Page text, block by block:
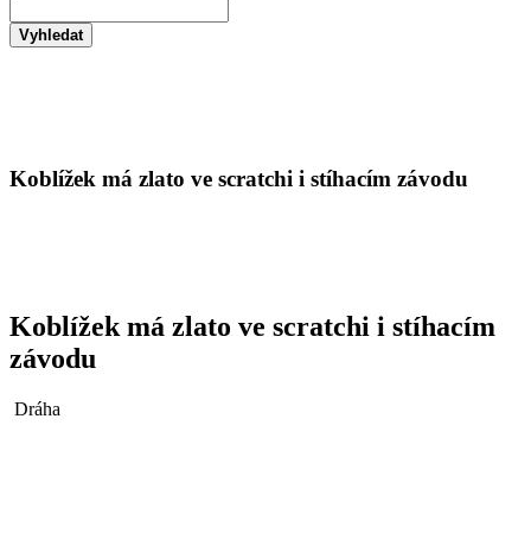
Vyhledat
Koblížek má zlato ve scratchi i stíhacím závodu
Koblížek má zlato ve scratchi i stíhacím
závodu
Dráha